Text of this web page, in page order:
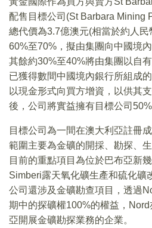
配售目標公司(St Barbara Mining
總代價為3.7億澳元(相當於約人
60%至70%，擬由集團向中國境
其餘約30%至40%將由集團以自
已獲得數間中國境內銀行所組成
以現金形式向買方增資，以供其
後，公司將實益擁有目標公司
目標公司為一間在澳大利亞註冊
範圍主要為金礦的開採、勘探、
目前的重點項目為位於巴布亞新
Simberi露天氧化礦生產和硫化礦
公司還涉及金礦勘查項目，透過
期中的探礦權100%的權益，
亞開展金礦勘探業務的企業。